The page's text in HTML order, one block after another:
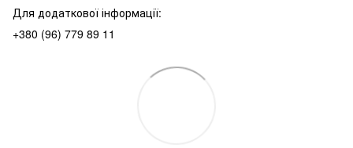
Для додаткової інформації:
+380 (96) 779 89 11